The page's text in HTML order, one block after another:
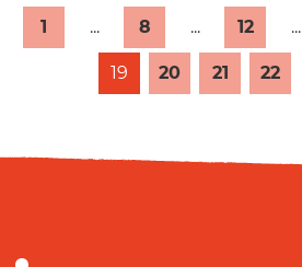
1 ... 8 ... 12 ...
19 20 21 22